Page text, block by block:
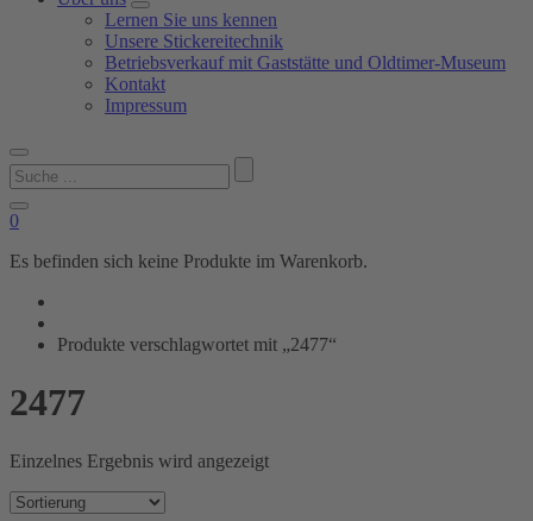
Lernen Sie uns kennen
Unsere Stickereitechnik
Betriebsverkauf mit Gaststätte und Oldtimer-Museum
Kontakt
Impressum
Suchen
nach:
0
Es befinden sich keine Produkte im Warenkorb.
Produkte verschlagwortet mit „2477“
2477
Einzelnes Ergebnis wird angezeigt